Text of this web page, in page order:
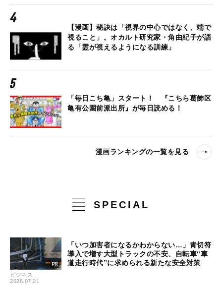
【漫画】秘訣は「視界の中心ではなく、端で
視ること」。オカルト研究家・角由紀子が語
る「霊が視えるようになる訓練」
「毎日こち亀」スタート！ 『こちら葛飾区
亀有公園前派出所』が毎日読める！
漫画ランキングの一覧を見る
SPECIAL
ビジネス
2026.07.21
「いつ加害者になるかわからない…」青切符
導入で増す大型トラックの不安、自転車“車
道走行時代”に求められる新たな安全対策